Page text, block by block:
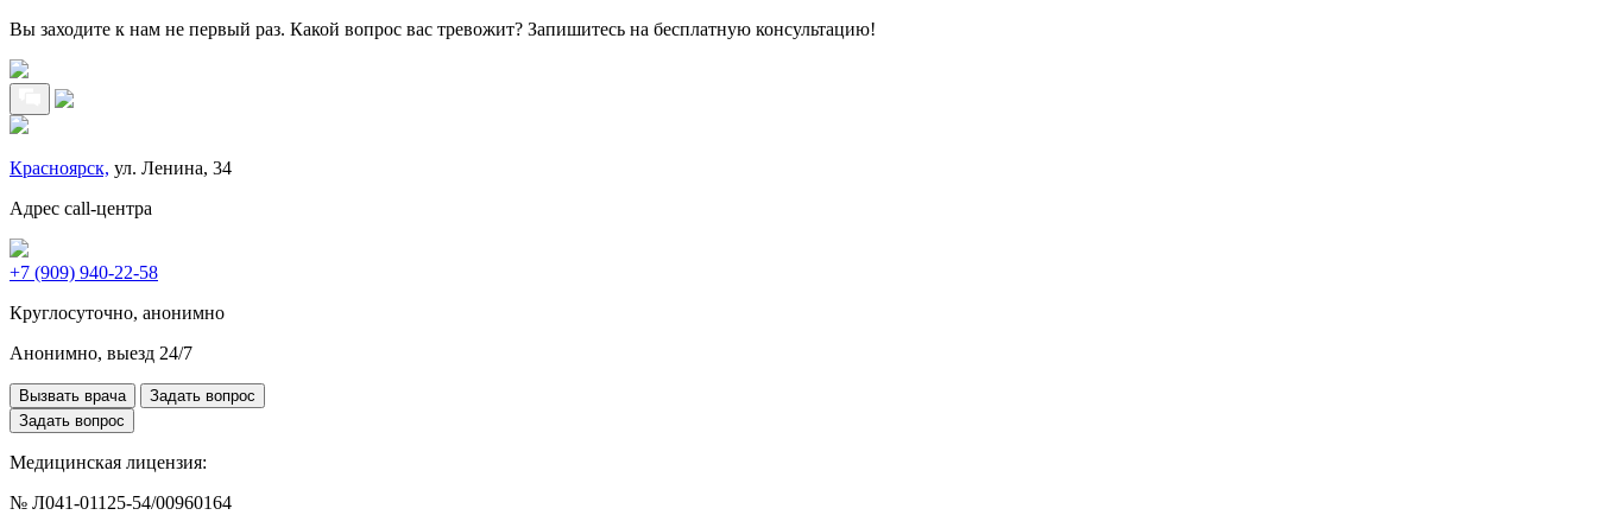
Вы заходите к нам не первый раз. Какой вопрос вас тревожит? Запишитесь на бесплатную консультацию!
Красноярск, ул. Ленина, 34
Адрес call-центра
+7 (909) 940-22-58
Круглосуточно, анонимно
Анонимно, выезд 24/7
Вызвать врача
Задать вопрос
Задать вопрос
Медицинская лицензия:
№ Л041-01125-54/00960164